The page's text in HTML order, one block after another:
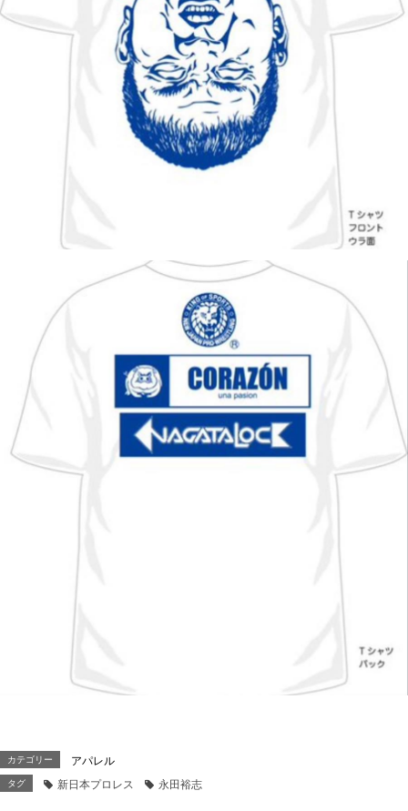
カテゴリー アパレル
タグ 新日本プロレス 永田裕志